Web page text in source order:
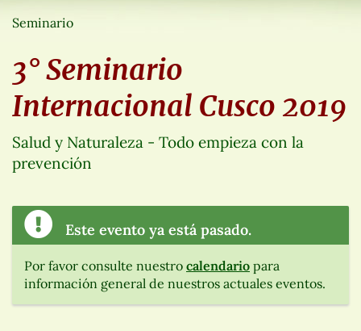
Seminario
3° Seminario
Internacional Cusco 2019
Salud y Naturaleza - Todo empieza con la
prevención
Este evento ya está pasado.
Por favor consulte nuestro calendario para
información general de nuestros actuales eventos.